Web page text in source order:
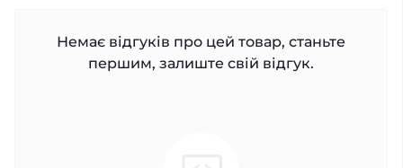
Немає відгуків про цей товар, станьте
першим, залиште свій відгук.